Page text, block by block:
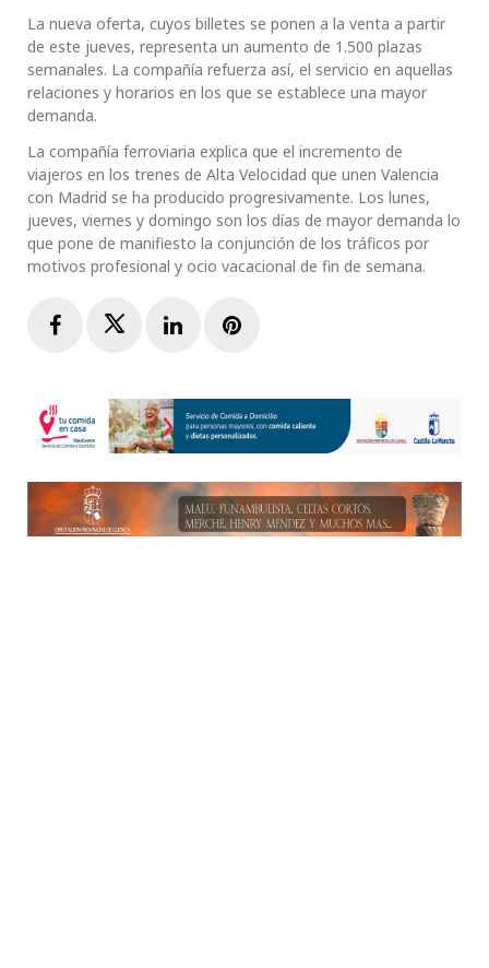
La nueva oferta, cuyos billetes se ponen a la venta a partir
de este jueves, representa un aumento de 1.500 plazas
semanales. La compañía refuerza así, el servicio en aquellas
relaciones y horarios en los que se establece una mayor
demanda.
La compañía ferroviaria explica que el incremento de
viajeros en los trenes de Alta Velocidad que unen Valencia
con Madrid se ha producido progresivamente. Los lunes,
jueves, viernes y domingo son los días de mayor demanda lo
que pone de manifiesto la conjunción de los tráficos por
motivos profesional y ocio vacacional de fin de semana.
FacebookTwitterLinkedInPinterest